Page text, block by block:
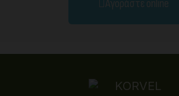
Αγοράστε online